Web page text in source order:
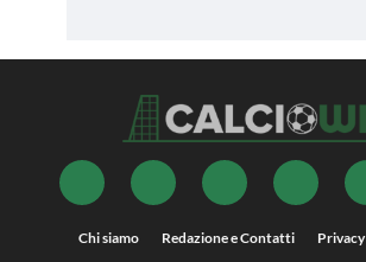
Chi siamo Redazione e Contatti Privacy